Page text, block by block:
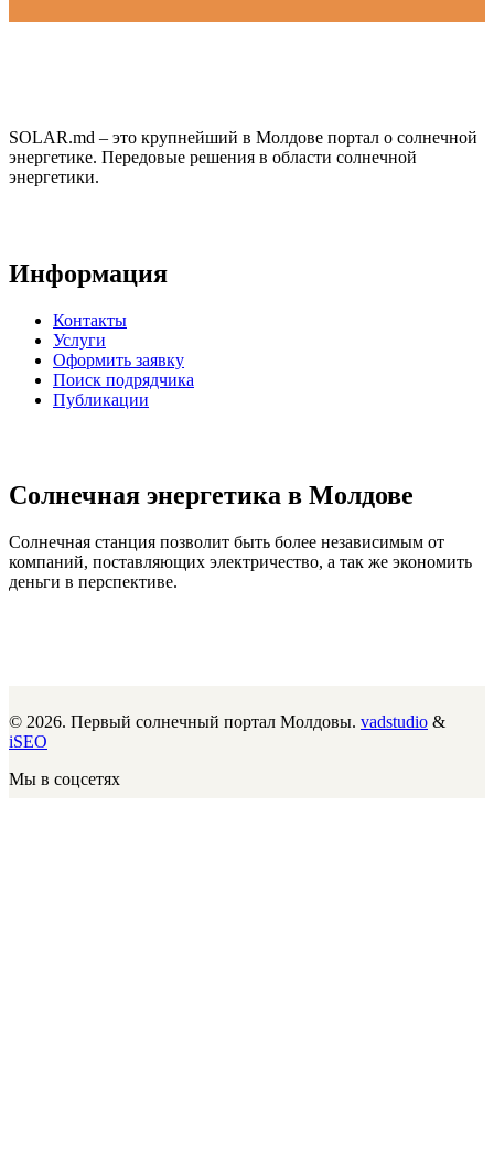
SOLAR.md – это крупнейший в Молдове портал о солнечной
энергетике. Передовые решения в области солнечной
энергетики.
Информация
Контакты
Услуги
Оформить заявку
Поиск подрядчика
Публикации
Солнечная энергетика в Молдове
Солнечная станция позволит быть более независимым от
компаний, поставляющих электричество, а так же экономить
деньги в перспективе.
© 2026. Первый солнечный портал Молдовы. vadstudio &
iSEO
Мы в соцсетях